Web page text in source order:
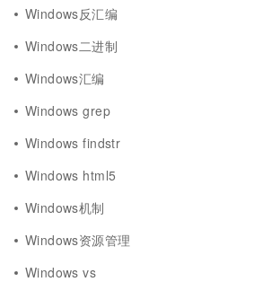
Windows反汇编
Windows二进制
Windows汇编
Windows grep
Windows findstr
Windows html5
Windows机制
Windows资源管理
Windows vs